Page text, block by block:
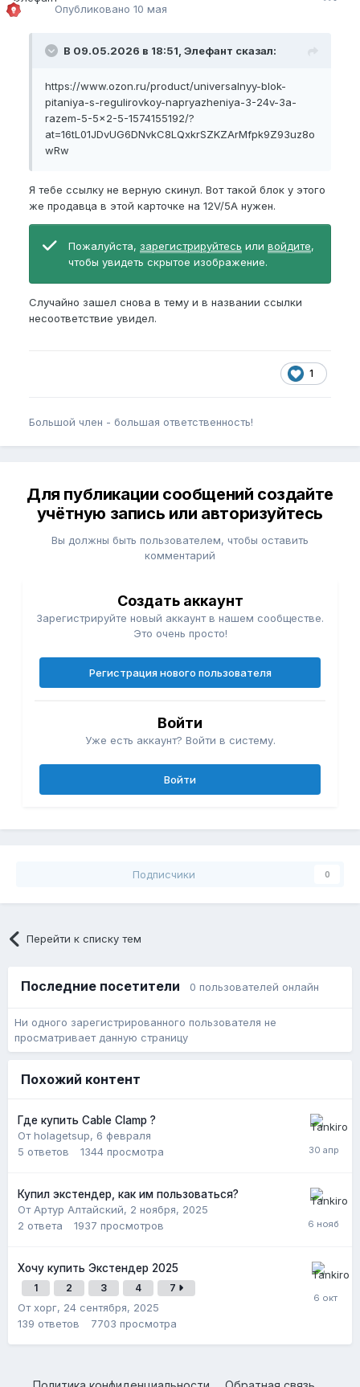
Опубликовано 10 мая
В 09.05.2026 в 18:51, Элефант сказал:
https://www.ozon.ru/product/universalnyy-blok-
pitaniya-s-regulirovkoy-napryazheniya-3-24v-3a-
razem-5-5x2-5-1574155192/?
at=16tL01JDvUG6DNvkC8LQxkrSZKZArMfpk9Z93uz8o
wRw
Я тебе ссылку не верную скинул. Вот такой блок у этого
же продавца в этой карточке на 12V/5A нужен.
Пожалуйста, зарегистрируйтесь или войдите,
чтобы увидеть скрытое изображение.
Случайно зашел снова в тему и в названии ссылки
несоответствие увидел.
1
Большой член - большая ответственность!
Для публикации сообщений создайте
учётную запись или авторизуйтесь
Вы должны быть пользователем, чтобы оставить
комментарий
Создать аккаунт
Зарегистрируйте новый аккаунт в нашем сообществе.
Это очень просто!
Регистрация нового пользователя
Войти
Уже есть аккаунт? Войти в систему.
Войти
Подписчики 0
Перейти к списку тем
Последние посетители 0 пользователей онлайн
Ни одного зарегистрированного пользователя не
просматривает данную страницу
Похожий контент
Где купить Cable Clamp ?
От holagetsup, 6 февраля
5 ответов 1344 просмотра
Купил экстендер, как им пользоваться?
От Артур Алтайский, 2 ноября, 2025
2 ответа 1937 просмотров
Хочу купить Экстендер 2025
1 2 3 4 7
От хорг, 24 сентября, 2025
139 ответов 7703 просмотра